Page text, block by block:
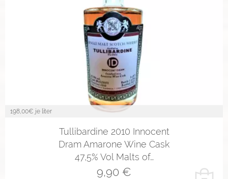
198,00€ je liter
Tullibardine 2010 Innocent
Dram Amarone Wine Cask
47,5% Vol Malts of…
9,90 €